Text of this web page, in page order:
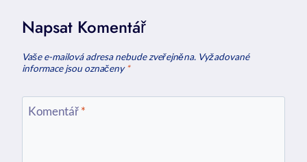
Napsat Komentář
Vaše e-mailová adresa nebude zveřejněna. Vyžadované
informace jsou označeny*
Komentář*